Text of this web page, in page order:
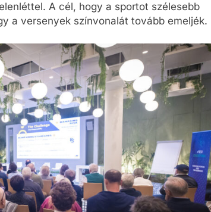
A cél, hogy a sportot szélesebb
a versenyek színvonalát tovább emeljék.